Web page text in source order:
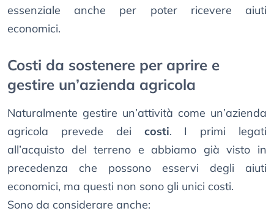
essenziale anche per poter ricevere aiuti
economici.
Costi da sostenere per aprire e
gestire un’azienda agricola
Naturalmente gestire un’attività come un’azienda
agricola prevede dei costi. I primi legati
all’acquisto del terreno e abbiamo già visto in
precedenza che possono esservi degli aiuti
economici, ma questi non sono gli unici costi.
Sono da considerare anche: